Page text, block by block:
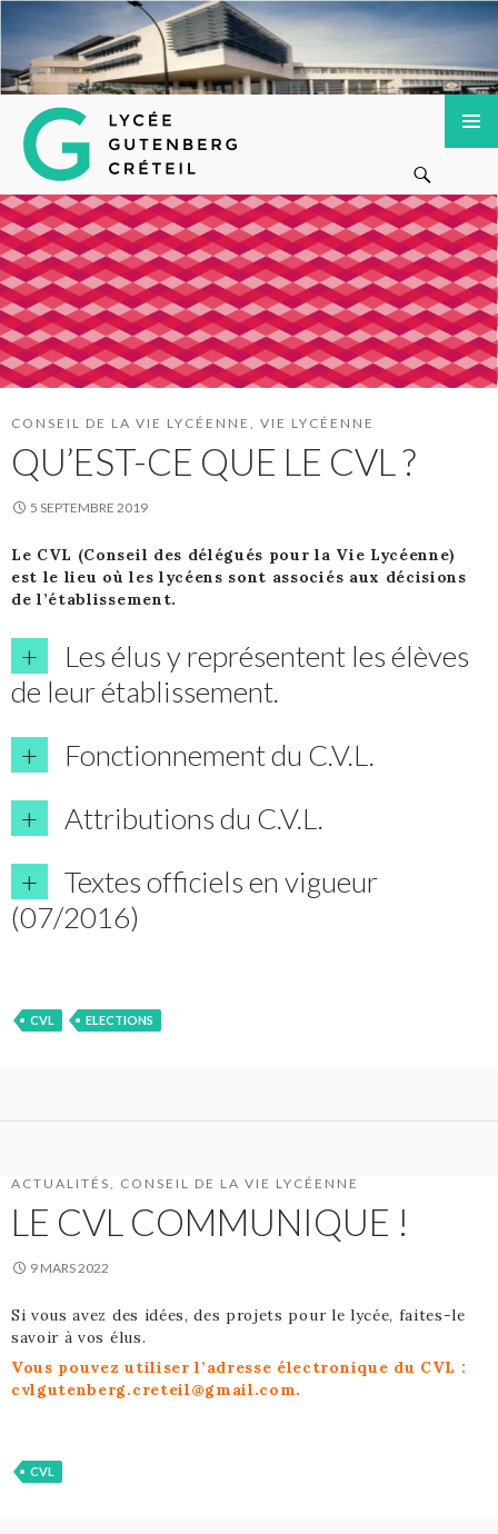
Lycée Gutenberg de Créteil
Recherche
ALLER
AU
CONTENU
PRINCIPAL
CONSEIL DE LA VIE LYCÉENNE VIE LYCÉENNE
QU’EST-CE QUE LE CVL ?
5 SEPTEMBRE 2019
Le CVL (Conseil des délégués pour la Vie Lycéenne)
est le lieu où les lycéens sont associés aux décisions
de l’établissement.
Les élus y représentent les élèves
de leur établissement.
Fonctionnement du C.V.L.
Attributions du C.V.L.
Textes officiels en vigueur
(07/2016)
CVL ELECTIONS
ACTUALITÉS CONSEIL DE LA VIE LYCÉENNE
LE CVL COMMUNIQUE !
9 MARS 2022
Si vous avez des idées, des projets pour le lycée, faites-le
savoir à vos élus.
Vous pouvez utiliser l’adresse électronique du CVL :
cvlgutenberg.creteil@gmail.com.
CVL